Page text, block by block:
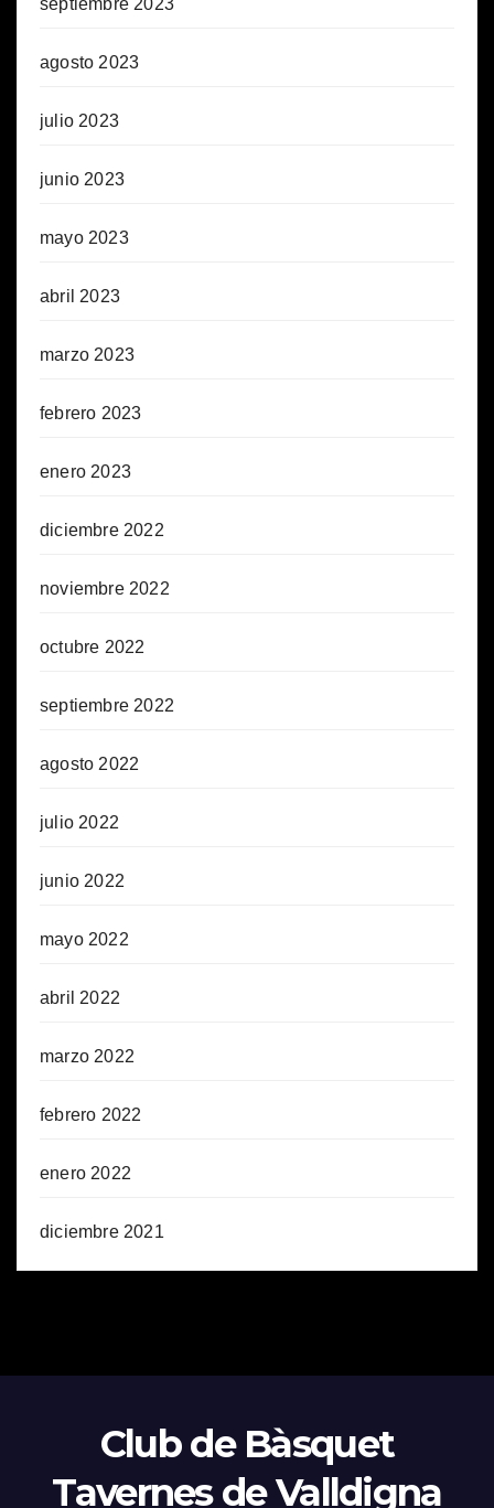
agosto 2023
julio 2023
junio 2023
mayo 2023
abril 2023
marzo 2023
febrero 2023
enero 2023
diciembre 2022
noviembre 2022
octubre 2022
septiembre 2022
agosto 2022
julio 2022
junio 2022
mayo 2022
abril 2022
marzo 2022
febrero 2022
enero 2022
diciembre 2021
Club de Bàsquet
Tavernes de Valldigna